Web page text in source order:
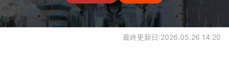
最終更新日:2026.05.26 14:20